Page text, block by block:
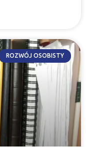
ROZWÓJ OSOBISTY